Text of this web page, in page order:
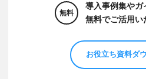
無料
導入事例集やガ
無料でご活用い
お役立ち資料ダ